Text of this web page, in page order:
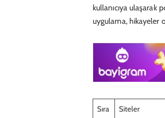
kullanıcıya ulaşarak
uygulama, hikayeler
Sıra Siteler